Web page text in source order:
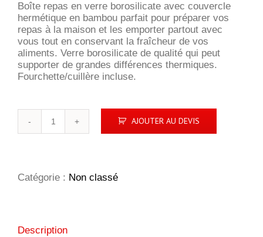
Boîte repas en verre borosilicate avec couvercle
hermétique en bambou parfait pour préparer vos
repas à la maison et les emporter partout avec
vous tout en conservant la fraîcheur de vos
aliments. Verre borosilicate de qualité qui peut
supporter de grandes différences thermiques.
Fourchette/cuillère incluse.
verre
avec
AJOUTER AU DEVIS
Catégorie : Non classé
Description